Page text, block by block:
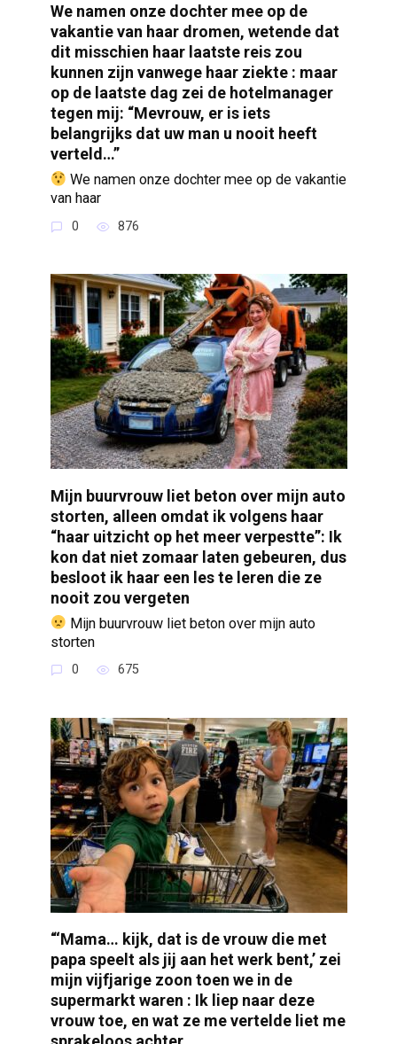
We namen onze dochter mee op de
vakantie van haar dromen, wetende dat
dit misschien haar laatste reis zou
kunnen zijn vanwege haar ziekte : maar
op de laatste dag zei de hotelmanager
tegen mij: “Mevrouw, er is iets
belangrijks dat uw man u nooit heeft
verteld…”
We namen onze dochter mee op de vakantie
van haar
0 876
Mijn buurvrouw liet beton over mijn auto
storten, alleen omdat ik volgens haar
“haar uitzicht op het meer verpestte”: Ik
kon dat niet zomaar laten gebeuren, dus
besloot ik haar een les te leren die ze
nooit zou vergeten
Mijn buurvrouw liet beton over mijn auto
storten
0 675
“‘Mama… kijk, dat is de vrouw die met
papa speelt als jij aan het werk bent,’ zei
mijn vijfjarige zoon toen we in de
supermarkt waren : Ik liep naar deze
vrouw toe, en wat ze me vertelde liet me